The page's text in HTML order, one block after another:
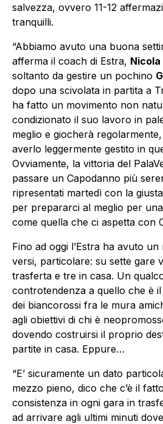
salvezza, ovvero 11-12
tranquilli.
“Abbiamo avuto una buona
afferma il coach di Estra, Nicola
soltanto da gestire un pochino
dopo una scivolata in partita a
ha fatto un movimento non
condizionato il suo lavoro in
meglio e giocherà
averlo leggermente gestito in
Ovviamente, la vittoria del
passare un Capodanno più
ripresentati martedì con la
per prepararci al meglio per
come quella che ci aspetta con
Fino ad oggi l’Estra ha avuto
versi, particolare: su sette gare
trasferta e tre in casa. Un
controtendenza a quello che è
dei biancorossi fra le mura
agli obiettivi di chi è
dovendo costruirsi il proprio
partite in casa. Eppure…
“E’ sicuramente un dato
mezzo pieno, dico che c’è il
consistenza in ogni gara in
ad arrivare agli ultimi minuti